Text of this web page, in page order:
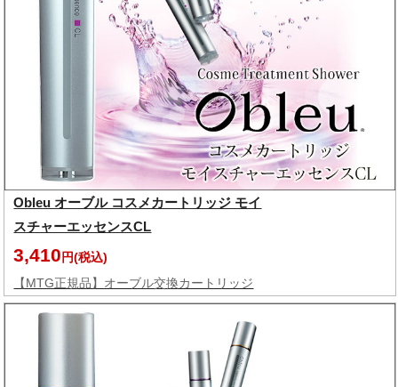
Obleu オーブル コスメカートリッジ モイ
スチャーエッセンスCL
3,410 円(税込)
【MTG正規品】オーブル交換カートリッジ